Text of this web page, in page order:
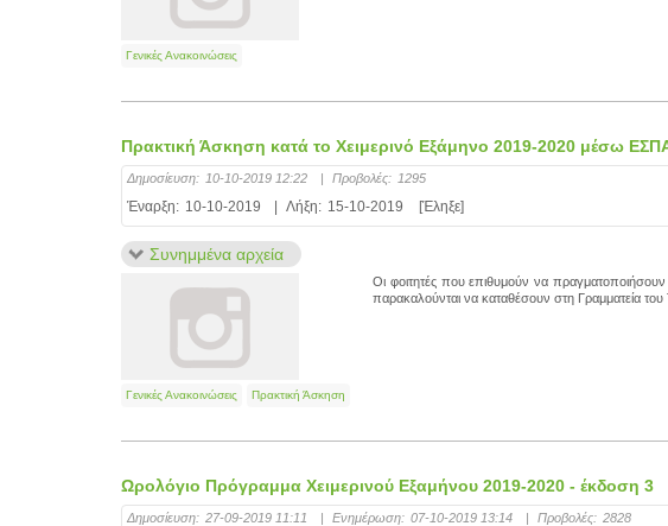
Γενικές Ανακοινώσεις
Πρακτική Άσκηση κατά το Χειμερινό Εξάμηνο 2019-2020 μέσω
Δημοσίευση: 10-10-2019 12:22 | Προβολές: 1295
Έναρξη: 10-10-2019 Λήξη: 15-10-2019 [Έληξε]
Συνημμένα αρχεία
Οι φοιτητές που επιθυμούν να
παρακαλούνται να καταθέσουν στη Γραμματεία του
Γενικές Ανακοινώσεις Πρακτική Άσκηση
Ωρολόγιο Πρόγραμμα Χειμερινού Εξαμήνου 2019-2020 - έκδοση 3
Δημοσίευση: 27-09-2019 11:11 | Ενημέρωση: 07-10-2019 13:14 | Προβολές: 2828